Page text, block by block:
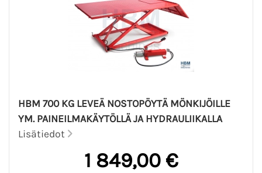
HBM 700 KG LEVEÄ NOSTOPÖYTÄ MÖNKIJÖILLE
YM. PAINEILMAKÄYTÖLLÄ JA HYDRAULIIKALLA
Lisätiedot
1 849,00 €